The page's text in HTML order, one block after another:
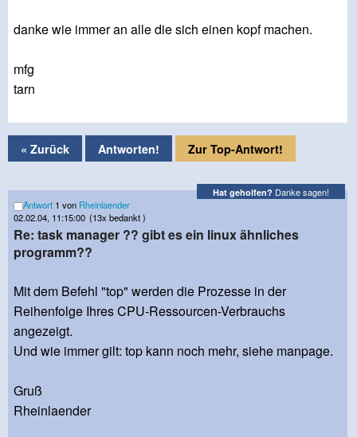
danke wie immer an alle die sich einen kopf machen.
mfg
tarn
« Zurück Antworten! Zur Top-Antwort!
Hat geholfen? Danke sagen!
Antwort 1 von Rheinlaender
02.02.04, 11:15:00 (13x bedankt )
Re: task manager ?? gibt es ein linux ähnliches
programm??
Mit dem Befehl "top" werden die Prozesse in der
Reihenfolge Ihres CPU-Ressourcen-Verbrauchs
angezeigt.
Und wie immer gilt: top kann noch mehr, siehe manpage.
Gruß
Rheinlaender